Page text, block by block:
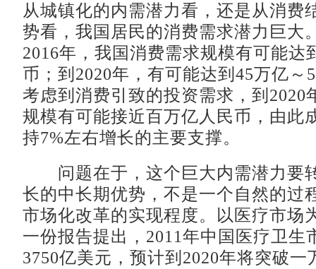
从城镇化的内需潜力看，还是从消费
势看，我国居民的消费需求潜力巨大
2016年，我国消费需求规模有可能达
币；到2020年，有可能达到45万亿～
考虑到消费引致的投资需求，到2020
规模有可能接近百万亿人民币，由此
持7%左右增长的主要支撑。
问题在于，这个巨大内需潜力要
长的中长期优势，不是一个自然的过
市场化改革的实现程度。以医疗市场
一份报告提出，2011年中国医疗卫生
3750亿美元，预计到2020年将突破一